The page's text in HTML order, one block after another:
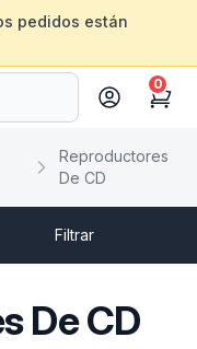
pedidos están
Cart
0
Reproductores
De CD
Filtrar
De CD